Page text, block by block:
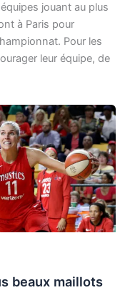
jouant au plus
à Paris pour
Pour les
leur équipe, de
beaux maillots